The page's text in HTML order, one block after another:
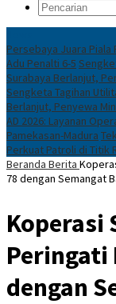
Persebaya Juara
Adu Penalti 6-5
Surabaya Berlanjut,
Sengketa Tagihan
Berlanjut, Penyewa
AD 2026: Layanan
Pamekasan-Madura
Perkuat Patroli di Titik
Beranda Berita
78 dengan Semangat
Koperasi
Peringati
dengan